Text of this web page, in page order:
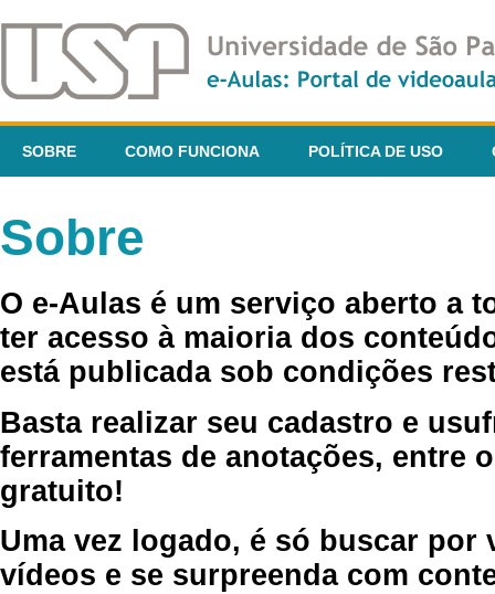
SOBRE COMO FUNCIONA POLÍTICA DE USO
Sobre
O e-Aulas é um serviço aberto a
ter acesso à maioria dos
está publicada sob condições
Basta realizar seu cadastro e
ferramentas de anotações, entre
gratuito!
Uma vez logado, é só buscar por
vídeos e se surpreenda com